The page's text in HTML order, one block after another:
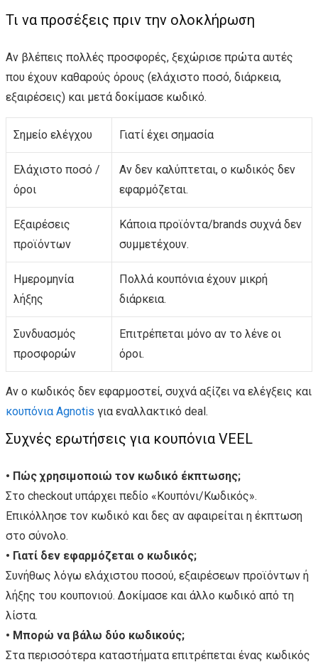
Τι να προσέξεις πριν την ολοκλήρωση
Αν βλέπεις πολλές προσφορές, ξεχώρισε πρώτα αυτές
που έχουν καθαρούς όρους (ελάχιστο ποσό, διάρκεια,
εξαιρέσεις) και μετά δοκίμασε κωδικό.
Σημείο ελέγχου Γιατί έχει σημασία
Ελάχιστο ποσό /
όροι
Αν δεν καλύπτεται, ο κωδικός δεν
εφαρμόζεται.
Εξαιρέσεις
προϊόντων
Κάποια προϊόντα/brands συχνά δεν
συμμετέχουν.
Ημερομηνία
λήξης
Πολλά κουπόνια έχουν μικρή
διάρκεια.
Συνδυασμός
προσφορών
Επιτρέπεται μόνο αν το λένε οι
όροι.
Αν ο κωδικός δεν εφαρμοστεί, συχνά αξίζει να ελέγξεις και
κουπόνια Agnotis για εναλλακτικό deal.
Συχνές ερωτήσεις για κουπόνια VEEL
• Πώς χρησιμοποιώ τον κωδικό έκπτωσης;
Στο checkout υπάρχει πεδίο «Κουπόνι/Κωδικός».
Επικόλλησε τον κωδικό και δες αν αφαιρείται η έκπτωση
στο σύνολο.
• Γιατί δεν εφαρμόζεται ο κωδικός;
Συνήθως λόγω ελάχιστου ποσού, εξαιρέσεων προϊόντων ή
λήξης του κουπονιού. Δοκίμασε και άλλο κωδικό από τη
λίστα.
• Μπορώ να βάλω δύο κωδικούς;
Στα περισσότερα καταστήματα επιτρέπεται ένας κωδικός